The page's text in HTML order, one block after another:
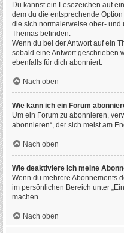
Du kannst ein Lesezeichen auf
dem du die entsprechende
die sich normalerweise ober-
Themas befinden.
Wenn du bei der Antwort auf ein
sobald eine Antwort geschrieben
ebenfalls für dich abonniert.
Nach oben
Wie kann ich ein Forum
Um ein Forum zu abonnieren,
abonnieren“, der sich meist am
Nach oben
Wie deaktiviere ich meine
Wenn du mehrere Abonnements
im persönlichen Bereich unter
machen.
Nach oben